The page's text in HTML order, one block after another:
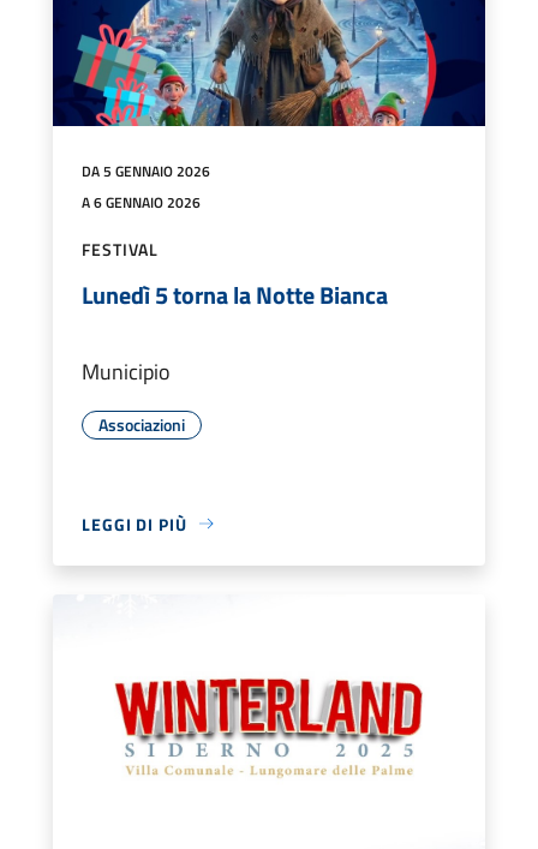
DA 5 GENNAIO 2026
A 6 GENNAIO 2026
FESTIVAL
Lunedì 5 torna la Notte Bianca
Municipio
Associazioni
LEGGI DI PIÙ